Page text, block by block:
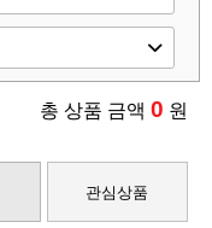
총 상품 금액 0 원
관심상품